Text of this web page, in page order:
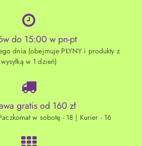
do 15:00 w pn-pt
dnia (obejmuje PŁYNY i produkty z
wysyłką w 1 dzień)
gratis od 160 zł
w sobotę - 18 | Kurier - 16